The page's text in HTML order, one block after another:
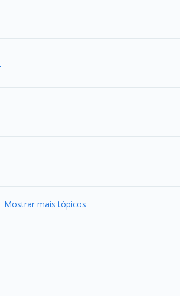
Mostrar mais tópicos